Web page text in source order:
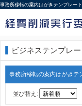
事務所移転の案内はがきテンプレー
ビジネステンプレー
事務所移転の案内はがきテ
並び替え: